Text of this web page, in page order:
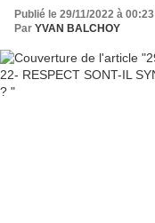
Publié le 29/11/2022 à 00:23
Par YVAN BALCHOY